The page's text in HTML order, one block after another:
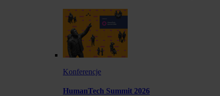
Konferencje
HumanTech Summit 2026